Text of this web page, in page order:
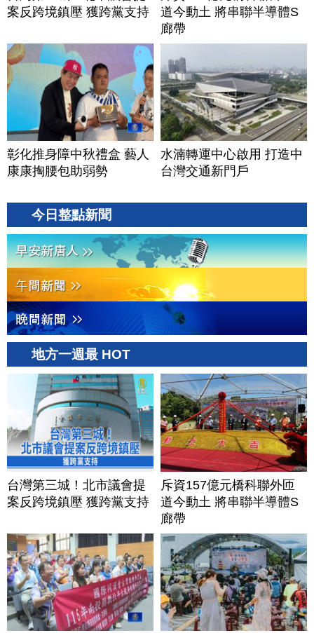
案反跨境鎮壓 獲跨黨支持
道今動土 將串聯半導體S
廊帶
彰化推身障中秋禮盒 藝人
康康掏腰包助弱勢
水湳轉運中心啟用 打造中
台灣交通新門戶
今日整點新聞
地方一週最 HOT
台灣第三城！北市議會提
案反跨境鎮壓 獲跨黨支持
斥資157億元橋科聯外匝
道今動土 將串聯半導體S
廊帶